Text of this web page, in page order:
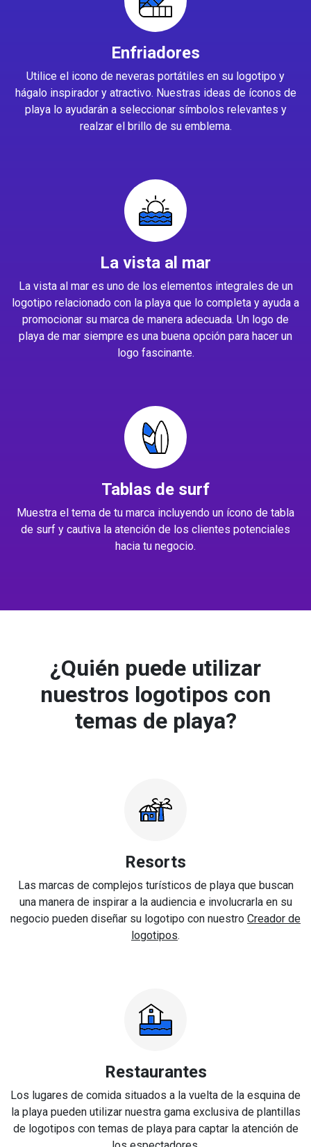
Enfriadores
Utilice el icono de neveras portátiles en su logotipo y
hágalo inspirador y atractivo. Nuestras ideas de íconos de
playa lo ayudarán a seleccionar símbolos relevantes y
realzar el brillo de su emblema.
La vista al mar
La vista al mar es uno de los elementos integrales de un
logotipo relacionado con la playa que lo completa y ayuda a
promocionar su marca de manera adecuada. Un logo de
playa de mar siempre es una buena opción para hacer un
logo fascinante.
Tablas de surf
Muestra el tema de tu marca incluyendo un ícono de tabla
de surf y cautiva la atención de los clientes potenciales
hacia tu negocio.
¿Quién puede utilizar
nuestros logotipos con
temas de playa?
Resorts
Las marcas de complejos turísticos de playa que buscan
una manera de inspirar a la audiencia e involucrarla en su
negocio pueden diseñar su logotipo con nuestro Creador de
logotipos.
Restaurantes
Los lugares de comida situados a la vuelta de la esquina de
la playa pueden utilizar nuestra gama exclusiva de plantillas
de logotipos con temas de playa para captar la atención de